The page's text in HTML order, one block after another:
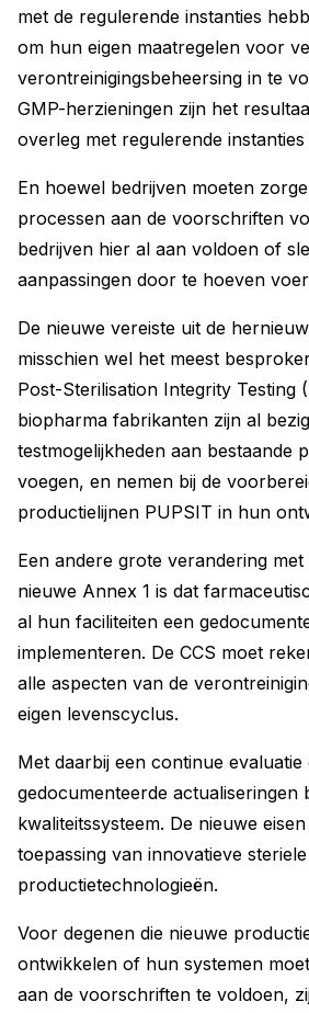
met de regulerende instanties
om hun eigen maatregelen voor
verontreinigingsbeheersing in te
GMP-herzieningen zijn het
overleg met regulerende
En hoewel bedrijven moeten
processen aan de voorschriften
bedrijven hier al aan voldoen of
aanpassingen door te hoeven
De nieuwe vereiste uit de
misschien wel het meest
Post-Sterilisation Integrity Testing
biopharma fabrikanten zijn al
testmogelijkheden aan bestaande
voegen, en nemen bij de
productielijnen PUPSIT in hun
Een andere grote verandering
nieuwe Annex 1 is dat
al hun faciliteiten een
implementeren. De CCS moet
alle aspecten van de
eigen levenscyclus.
Met daarbij een continue
gedocumenteerde actualiseringen
kwaliteitssysteem. De nieuwe
toepassing van innovatieve steriele
productietechnologieën.
Voor degenen die nieuwe
ontwikkelen of hun systemen
aan de voorschriften te voldoen,